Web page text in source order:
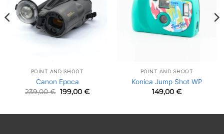
POINT AND SHOOT
Canon Epoca
239,00€ Le
prix
199,00 €Le
POINT AND SHOOT
Konica Jump Shot WP
149,00 €